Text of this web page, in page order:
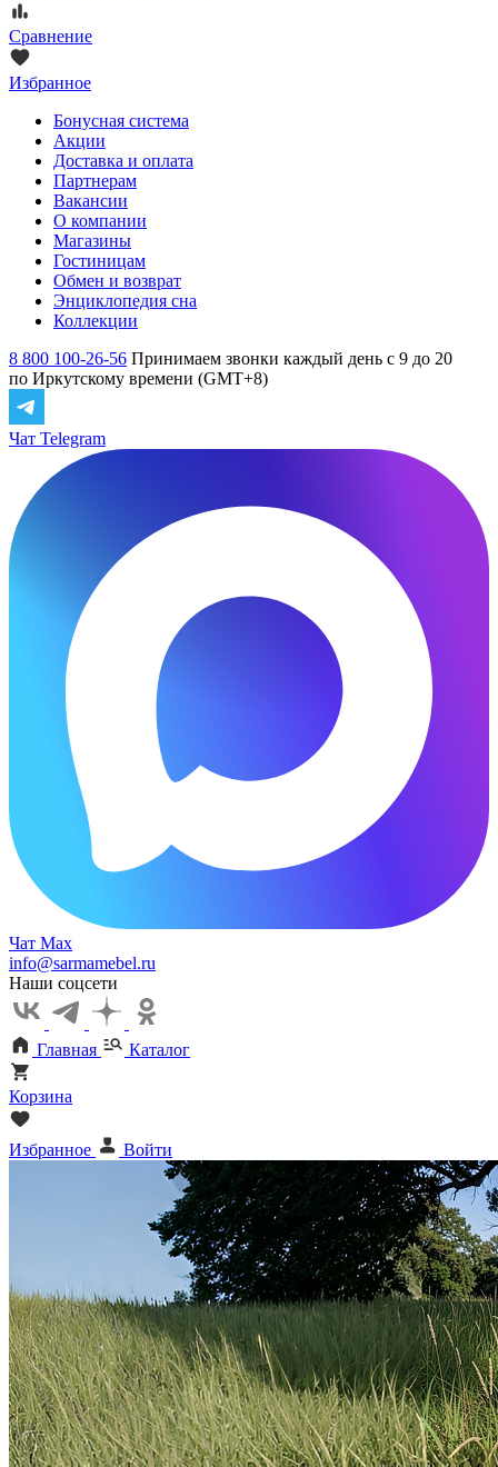
Сравнение
Избранное
Бонусная система
Акции
Доставка и оплата
Партнерам
Вакансии
О компании
Магазины
Гостиницам
Обмен и возврат
Энциклопедия сна
Коллекции
8 800 100-26-56 Принимаем звонки каждый день с 9 до 20
по Иркутскому времени (GMT+8)
Чат Telegram
Чат Max
info@sarmamebel.ru
Наши соцсети
Главная Каталог
Корзина
Избранное Войти